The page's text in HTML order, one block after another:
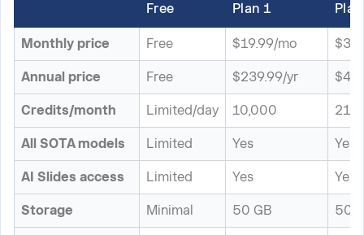
Free Plan 1
Monthly price Free $19.99/mo
Annual price Free $239.99/yr
Credits/month Limited/day 10,000
All SOTA models Limited Yes Yes
AI Slides access Limited Yes Yes
Storage Minimal 50 GB 50